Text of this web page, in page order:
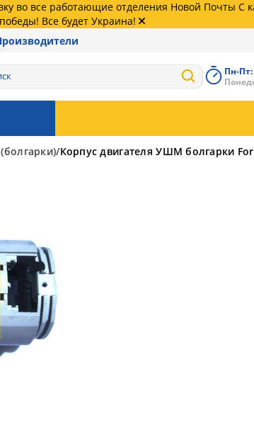
во все работающие отделения Новой Почты С
Все будет Украина!
Пн-Пт:
Корпус двигателя УШМ болгарки